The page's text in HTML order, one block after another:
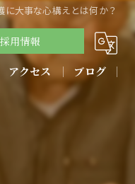
に大事な心構えとは何か？
採用情報
アクセス ブログ